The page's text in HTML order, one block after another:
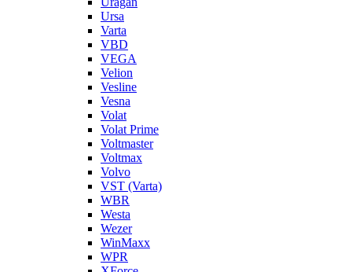
Ursa
Varta
VBD
VEGA
Velion
Vesline
Vesna
Volat
Volat Prime
Voltmaster
Voltmax
Volvo
VST (Varta)
WBR
Westa
Wezer
WinMaxx
WPR